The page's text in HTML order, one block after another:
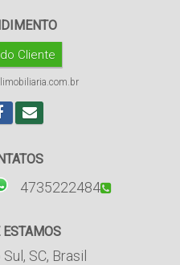
Cliente
4735222484
, SC, Brasil